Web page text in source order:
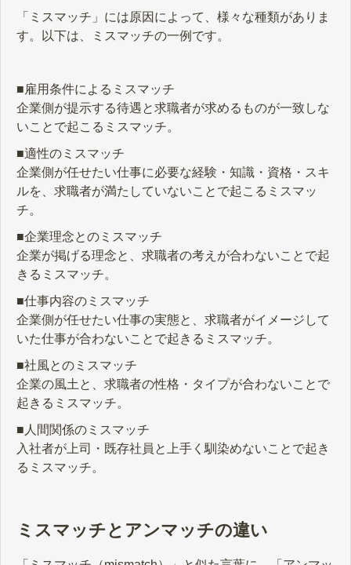
「ミスマッチ」には原因によって、様々な種類がありま
す。以下は、ミスマッチの一例です。
■雇用条件によるミスマッチ
企業側が提示する待遇と求職者が求めるものが一致しな
いことで起こるミスマッチ。
■適性のミスマッチ
企業側が任せたい仕事に必要な経験・知識・資格・スキ
ルを、求職者が満たしていないことで起こるミスマッ
チ。
■企業理念とのミスマッチ
企業が掲げる理念と、求職者の考えが合わないことで起
きるミスマッチ。
■仕事内容のミスマッチ
企業側が任せたい仕事の実態と、求職者がイメージして
いた仕事が合わないことで起きるミスマッチ。
■社風とのミスマッチ
企業の風土と、求職者の性格・タイプが合わないことで
起きるミスマッチ。
■人間関係のミスマッチ
入社者が上司・既存社員と上手く馴染めないことで起き
るミスマッチ。
ミスマッチとアンマッチの違い